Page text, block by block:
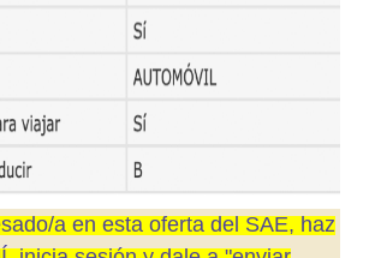
a en esta oferta del SAE, haz